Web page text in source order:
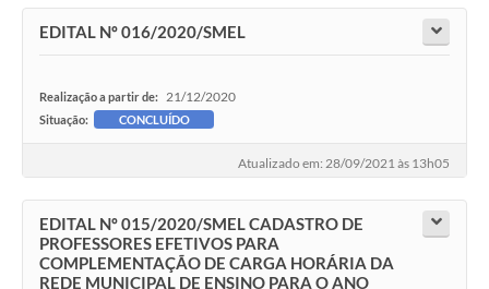
EDITAL Nº 016/2020/SMEL
Realização a partir de: 21/12/2020
Situação: CONCLUÍDO
Atualizado em: 28/09/2021 às 13h05
EDITAL Nº 015/2020/SMEL CADASTRO DE
PROFESSORES EFETIVOS PARA
COMPLEMENTAÇÃO DE CARGA HORÁRIA DA
REDE MUNICIPAL DE ENSINO PARA O ANO